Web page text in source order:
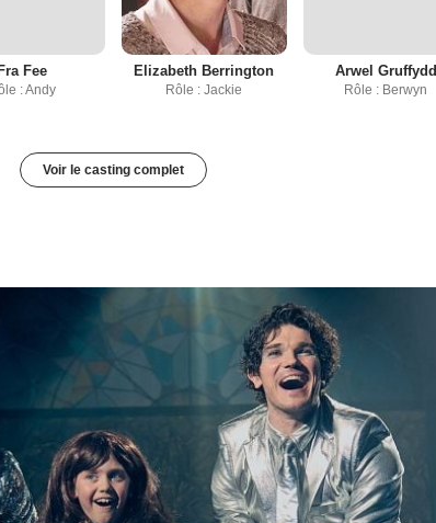
Fra Fee
: Andy
Elizabeth Berrington
Rôle : Jackie
Arwel Gruffydd
Rôle : Berwyn
Voir le casting complet